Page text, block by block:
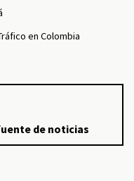
en Colombia
de noticias